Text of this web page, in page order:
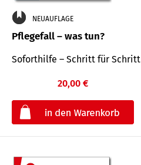
NEUAUFLAGE
Pflegefall – was tun?
Soforthilfe – Schritt für Schritt
20,00 €